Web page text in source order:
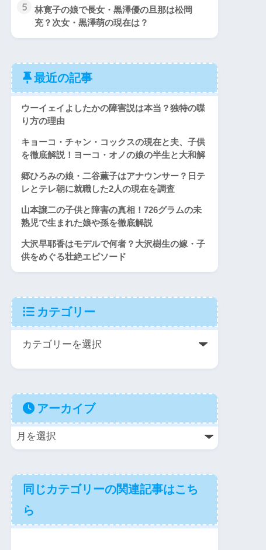
5
林寛子の娘で長女・黒澤優の旦那は松岡
充？次女・黒澤萌の現在は？
最近の記事
ウーイェイよしたかの障害説は本当？独特の喋
り方の理由
キョーコ・チャン・コックスの現在と夫、子供
を徹底解説！ヨーコ・オノの娘の半生と大和解
郷ひろみの娘・二谷薫子はアナウンサー？日テ
レとテレ朝に就職した2人の現在を調査
山本譲二の子供と障害の真相！726グラムの未
熟児で生まれた娘や孫を徹底解説
大沢早耶香はモデルで何者？大沢樹生の嫁・子
供をめぐる壮絶エピソード
カテゴリー
アーカイブ
同じカテゴリーの関連記事はこち
ら